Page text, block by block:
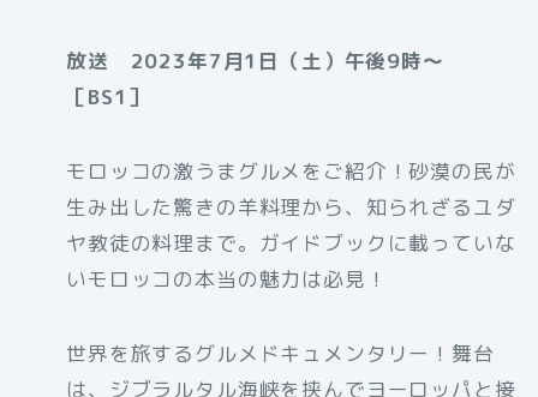
放送 2023年7月1日（土）午後9時〜
［BS1］
モロッコの激うまグルメをご紹介！砂漠の民が
生み出した驚きの羊料理から、知られざるユダ
ヤ教徒の料理まで。ガイドブックに載っていな
いモロッコの本当の魅力は必見！
世界を旅するグルメドキュメンタリー！舞台
は、ジブラルタル海峡を挟んでヨーロッパと接